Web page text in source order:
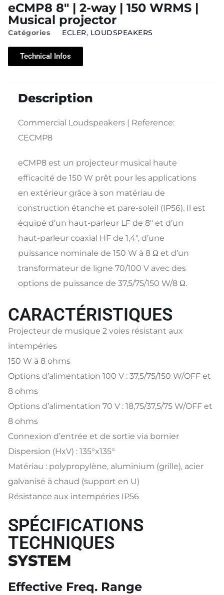
eCMP8 8″ | 2-way | 150 WRMS |
Musical projector
Catégories ECLER, LOUDSPEAKERS
Technical Infos
Description
Commercial Loudspeakers | Reference:
CECMP8
eCMP8 est un projecteur musical haute
efficacité de 150 W prêt pour les applications
en extérieur grâce à son matériau de
construction étanche et pare-soleil (IP56). Il est
équipé d’un haut-parleur LF de 8″ et d’un
haut-parleur coaxial HF de 1,4″, d’une
puissance nominale de 150 W à 8 Ω et d’un
transformateur de ligne 70/100 V avec des
options de puissance de 37,5/75/150 W/8 Ω.
CARACTÉRISTIQUES
Projecteur de musique 2 voies résistant aux
intempéries
150 W à 8 ohms
Options d’alimentation 100 V : 37,5/75/150 W/OFF et
8 ohms
Options d’alimentation 70 V : 18,75/37,5/75 W/OFF et
8 ohms
Connexion d’entrée et de sortie via bornier
Dispersion (HxV) : 135°x135°
Matériau : polypropylène, aluminium (grille), acier
galvanisé à chaud (support en U)
Résistance aux intempéries IP56
SPÉCIFICATIONS
TECHNIQUES
SYSTEM
Effective Freq. Range